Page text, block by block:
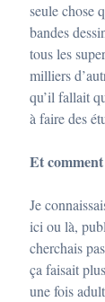
seule chose
bandes
tous les
milliers
qu’il fallait
à faire des
Et
Je
ici ou là,
cherchais
ça faisait
une fois